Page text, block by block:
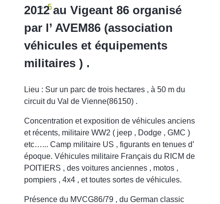
5
2012 au Vigeant 86 organisé
par l’ AVEM86 (association
véhicules et équipements
militaires ) .
Lieu : Sur un parc de trois hectares , à 50 m du
circuit du Val de Vienne(86150) .
Concentration et exposition de véhicules anciens
et récents, militaire WW2 ( jeep , Dodge , GMC )
etc…... Camp militaire US , figurants en tenues d’
époque. Véhicules militaire Français du RICM de
POITIERS , des voitures anciennes , motos ,
pompiers , 4x4 , et toutes sortes de véhicules.
Présence du MVCG86/79 , du German classic